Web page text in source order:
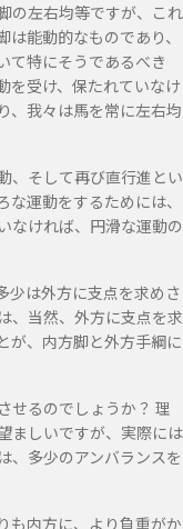
の左右均等ですが、これ
能動的なものであり、
て特にそうであるべき
を受け、保たれていなけ
、我々は馬を常に左右均
、そして再び直行進とい
運動をするためには、
なければ、円滑な運動の
少は外方に支点を求めさ
、当然、外方に支点を求
が、内方脚と外方手綱に
せるのでしょうか？ 理
ましいですが、実際には
、多少のアンバランスを
も内方に、より負重がか